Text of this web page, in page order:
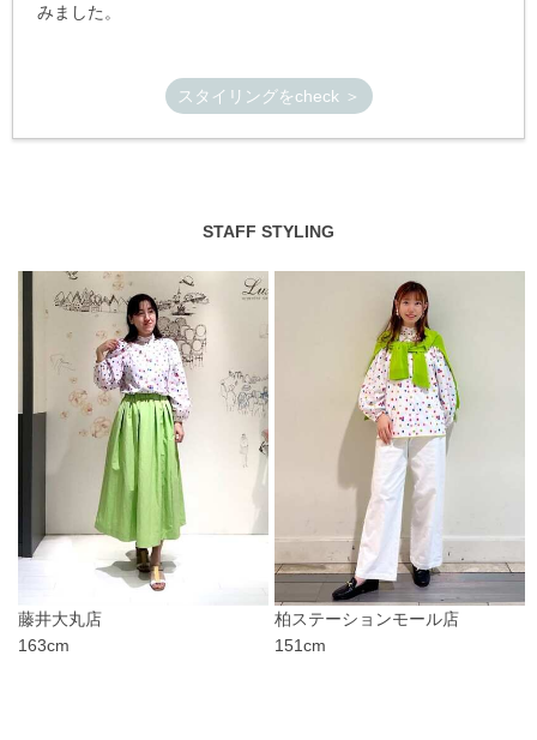
みました。
スタイリングをcheck ＞
STAFF STYLING
藤井大丸店
163cm
柏ステーションモール店
151cm